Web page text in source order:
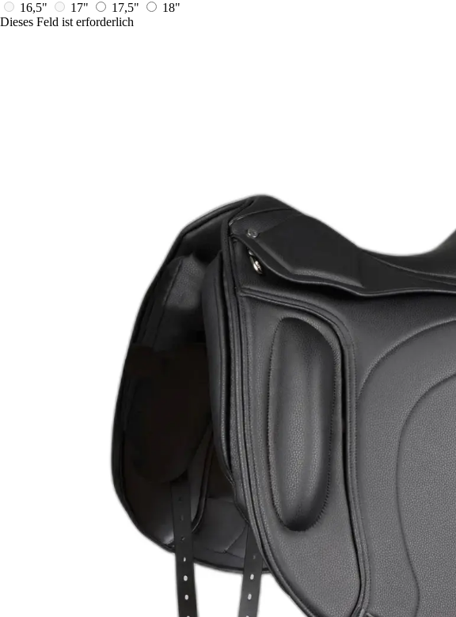
16,5"
17" 17,5"
18"
Dieses Feld ist erforderlich